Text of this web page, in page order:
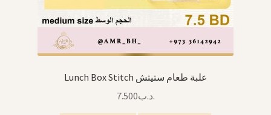
Lunch Box Stitch علبة طعام ستيتش
.د.ب7.500